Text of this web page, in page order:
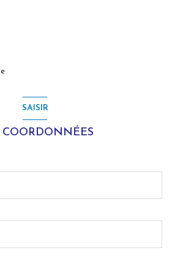
SAISIR
COORDONNÉES